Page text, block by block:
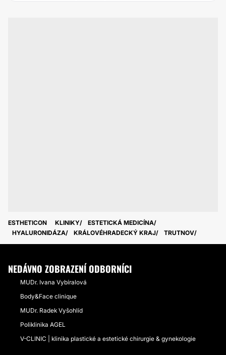
ESTHETICON KLINIKY
ESTETICKÁ MEDICÍNA
HYALURONIDÁZA
KRÁLOVÉHRADECKÝ KRAJ TRUTNOV
NEDÁVNO ZOBRAZENÍ ODBORNÍCI
MUDr. Ivana Vybíralová
Body&Face clinique
MUDr. Radek Vyšohlíd
Poliklinika AGEL
V-CLINIC | klinika plastické a estetické chirurgie & gynekologie